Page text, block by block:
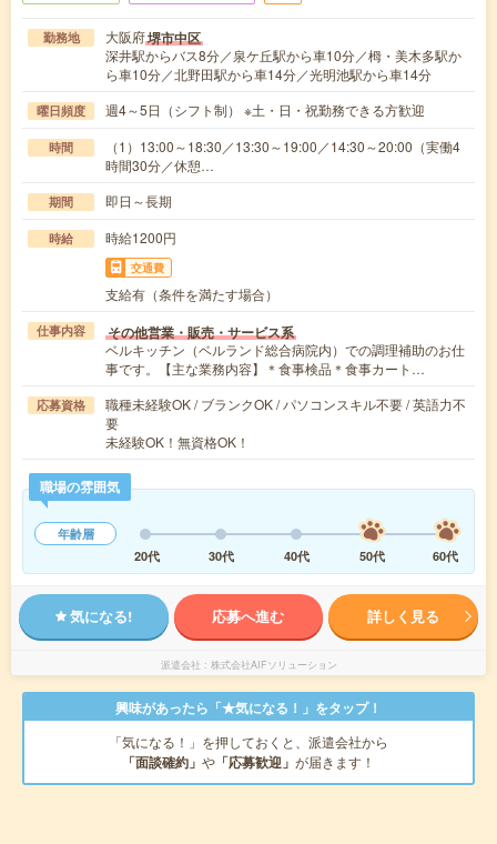
勤務地 大阪府堺市中区
深井駅からバス8分／泉ケ丘駅から車10分／栂・美木多駅か
ら車10分／北野田駅から車14分／光明池駅から車14分
曜日頻度 週4～5日（シフト制） ※土・日・祝勤務できる方歓迎
時間
（1）13:00～18:30／13:30～19:00／14:30～20:00（実働4
時間30分／休憩…
期間 即日～長期
時給 時給1200円
交通費
支給有（条件を満たす場合）
仕事内容 その他営業・販売・サービス系
ベルキッチン（ベルランド総合病院内）での調理補助のお仕
事です。【主な業務内容】＊食事検品＊食事カート…
応募資格
職種未経験OK / ブランクOK / パソコンスキル不要 / 英語力不
要
未経験OK！無資格OK！
職場の雰囲気
年齢層
20代
30代 40代 50代 60代
気になる! 応募へ進む 詳しく見る
派遣会社 株式会社AIFソリューション
興味があったら「★気になる！」をタップ！
「気になる！」を押しておくと、派遣会社から
「面談確約」 や 「応募歓迎」 が届きます！